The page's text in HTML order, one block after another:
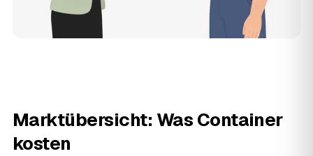
Marktübersicht: Was Container
kosten